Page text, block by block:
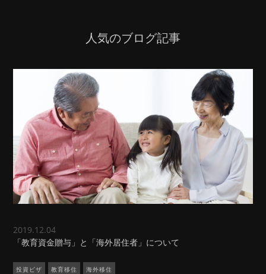
人気のブログ記事
2019.12.04
「教育資金贈与」と「海外居住者」について
投資ビザ 教育移住 海外移住